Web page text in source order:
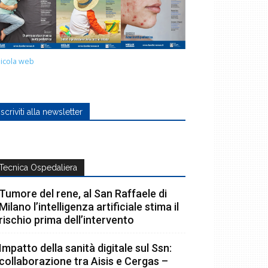
web
alla newsletter
Ospedaliera
del rene, al San Raffaele di
l’intelligenza artificiale stima il
prima dell’intervento
della sanità digitale sul Ssn:
tra Aisis e Cergas –